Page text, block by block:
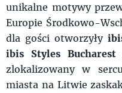
unikalne motywy
Europie Środkowo-
dla gości otworzyły
ibis Styles
zlokalizowany w
miasta na Litwie